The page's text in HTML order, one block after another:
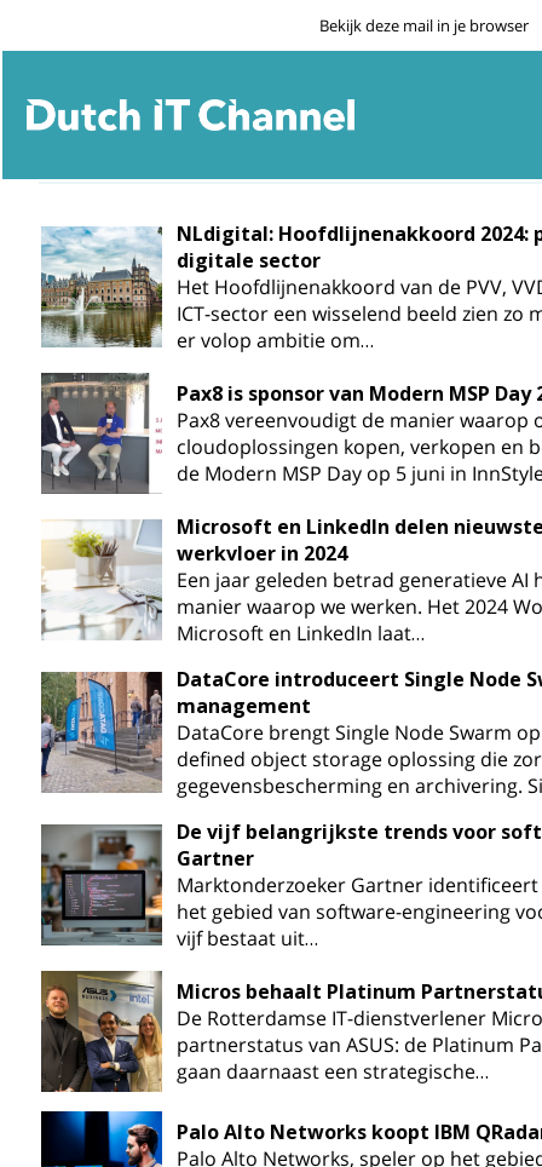
Bekijk deze mail in je browser
NLdigital: Hoofdlijnenakkoord 2024:
digitale sector
Het Hoofdlijnenakkoord van de PVV,
ICT-sector een wisselend beeld zien zo
er volop ambitie om…
Pax8 is sponsor van Modern MSP Day
Pax8 vereenvoudigt de manier waarop
cloudoplossingen kopen, verkopen en
de Modern MSP Day op 5 juni in
Microsoft en LinkedIn delen
werkvloer in 2024
Een jaar geleden betrad generatieve
manier waarop we werken. Het 2024
Microsoft en LinkedIn laat…
DataCore introduceert Single Node
management
DataCore brengt Single Node Swarm
defined object storage oplossing die
gegevensbescherming en archivering.
De vijf belangrijkste trends voor
Gartner
Marktonderzoeker Gartner
het gebied van software-engineering
vijf bestaat uit…
Micros behaalt Platinum
De Rotterdamse IT-dienstverlener
partnerstatus van ASUS: de Platinum
gaan daarnaast een strategische…
Palo Alto Networks koopt IBM
Palo Alto Networks, speler op het